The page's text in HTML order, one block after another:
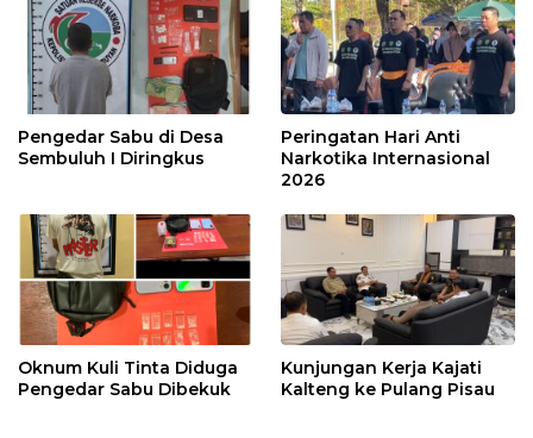
Pengedar Sabu di Desa
Sembuluh I Diringkus
Peringatan Hari Anti
Narkotika Internasional
2026
Oknum Kuli Tinta Diduga
Pengedar Sabu Dibekuk
Kunjungan Kerja Kajati
Kalteng ke Pulang Pisau